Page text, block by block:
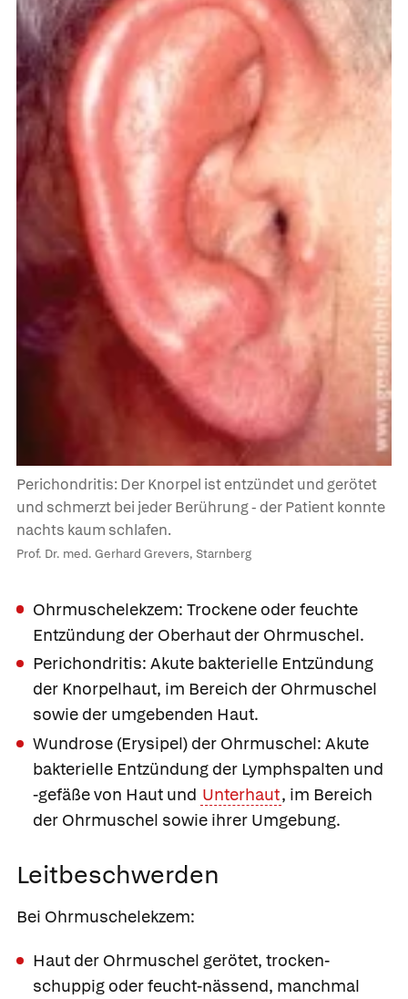
Perichondritis: Der Knorpel ist entzündet und gerötet
und schmerzt bei jeder Berührung - der Patient konnte
nachts kaum schlafen.
Prof. Dr. med. Gerhard Grevers, Starnberg
Ohrmuschelekzem: Trockene oder feuchte
Entzündung der Oberhaut der Ohrmuschel.
Perichondritis: Akute bakterielle Entzündung
der Knorpelhaut, im Bereich der Ohrmuschel
sowie der umgebenden Haut.
Wundrose (Erysipel) der Ohrmuschel: Akute
bakterielle Entzündung der Lymphspalten und
-gefäße von Haut und Unterhaut, im Bereich
der Ohrmuschel sowie ihrer Umgebung.
Leitbeschwerden
Bei Ohrmuschelekzem:
Haut der Ohrmuschel gerötet, trocken-
schuppig oder feucht-nässend, manchmal